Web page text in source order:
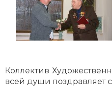
Коллектив
всей души поздравляет